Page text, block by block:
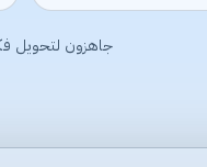
جاهزون لتحويل